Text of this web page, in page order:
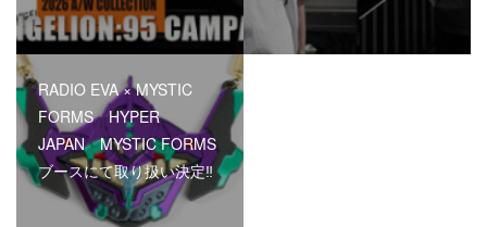
RADIO EVA × MYSTIC
FORMS HYPER
JAPAN MYSTIC FORMS
ブースにて取り扱い決定‼︎